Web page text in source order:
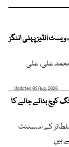
انڈیز پہلی اننگز
کی جانب سے ساجد خان نے 4، محمد علی، علی
Updated 03 Aug, 2026
کوچ بنائے جانے کا
کے اسسٹنٹ
ہیں